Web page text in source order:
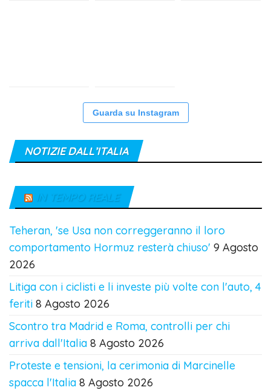
Guarda su Instagram
NOTIZIE DALL’ITALIA
IN TEMPO REALE
Teheran, 'se Usa non correggeranno il loro
comportamento Hormuz resterà chiuso' 9 Agosto
2026
Litiga con i ciclisti e li investe più volte con l'auto, 4
feriti 8 Agosto 2026
Scontro tra Madrid e Roma, controlli per chi
arriva dall'Italia 8 Agosto 2026
Proteste e tensioni, la cerimonia di Marcinelle
spacca l'Italia 8 Agosto 2026